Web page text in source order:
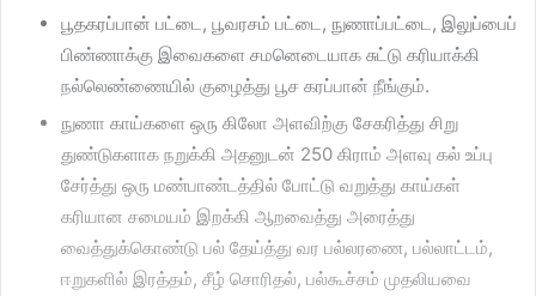
பூதகரப்பான் பட்டை, பூவரசம் பட்டை, நுணாப்பட்டை, இலுப்பைப்
பிண்ணாக்கு இவைகளை சமனெடையாக சுட்டு கரியாக்கி
நல்லெண்ணையில் குழைத்து பூச கரப்பான் நீங்கும்.
நுணா காய்களை ஒரு கிலோ அளவிற்கு சேகரித்து சிறு
துண்டுகளாக நறுக்கி அதனுடன் 250 கிராம் அளவு கல் உப்பு
சேர்த்து ஒரு மண்பாண்டத்தில் போட்டு வறுத்து காய்கள்
கரியான சமையம் இறக்கி ஆறவைத்து அரைத்து
வைத்துக்கொண்டு பல் தேய்த்து வர பல்லரணை, பல்லாட்டம்,
ஈறுகளில் இரத்தம், சீழ் சொரிதல், பல்கூச்சம் முதலியவை